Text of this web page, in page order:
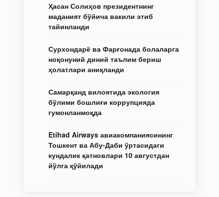
Ҳасан Солиҳов президентнинг
маданият бўйича вакили этиб
тайинланди
Сурхондарё ва Фарғонада болаларга
ноқонуний диний таълим бериш
ҳолатлари аниқланди
Самарқанд вилоятида экология
бўлими бошлиғи коррупцияда
гумонланмоқда
Etihad Airways авиакомпаниясининг
Тошкент ва Абу-Даби ўртасидаги
кундалик қатновлари 10 августдан
йўлга қўйилади